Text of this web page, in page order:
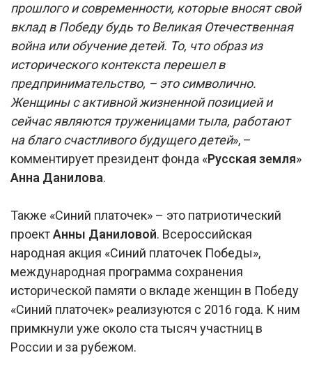
прошлого и современности, которые вносят свой
вклад в Победу будь то Великая Отечественная
война или обучение детей. То, что образ из
исторического контекста перешел в
предпринимательство, – это символично.
Женщины с активной жизненной позицией и
сейчас являются труженицами тыла, работают
на благо счастливого будущего детей», –
комментирует президент фонда «Русская земля»
Анна Данилова.
Также «Синий платочек» – это патриотический
проектАнны Даниловой. Всероссийская
народная акция «Синий платочек Победы»,
международная программа сохранения
исторической памяти о вкладе женщин в Победу
«Синий платочек» реализуются с 2016 года. К ним
примкнули уже около ста тысяч участниц в
России и за рубежом.